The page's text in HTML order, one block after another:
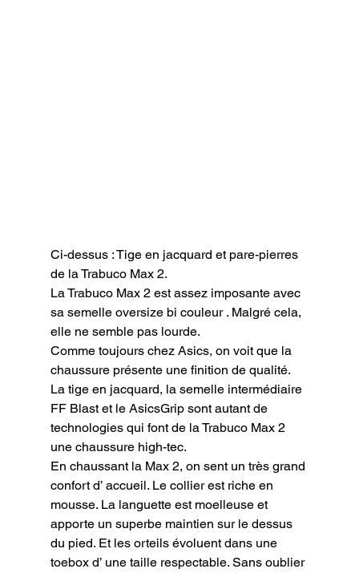
Ci-dessus : Tige en jacquard et pare-pierres
de la Trabuco Max 2.
La Trabuco Max 2 est assez imposante avec
sa semelle oversize bi couleur . Malgré cela,
elle ne semble pas lourde.
Comme toujours chez Asics, on voit que la
chaussure présente une finition de qualité.
La tige en jacquard, la semelle intermédiaire
FF Blast et le AsicsGrip sont autant de
technologies qui font de la Trabuco Max 2
une chaussure high-tec.
En chaussant la Max 2, on sent un très grand
confort d’ accueil. Le collier est riche en
mousse. La languette est moelleuse et
apporte un superbe maintien sur le dessus
du pied. Et les orteils évoluent dans une
toebox d’ une taille respectable. Sans oublier